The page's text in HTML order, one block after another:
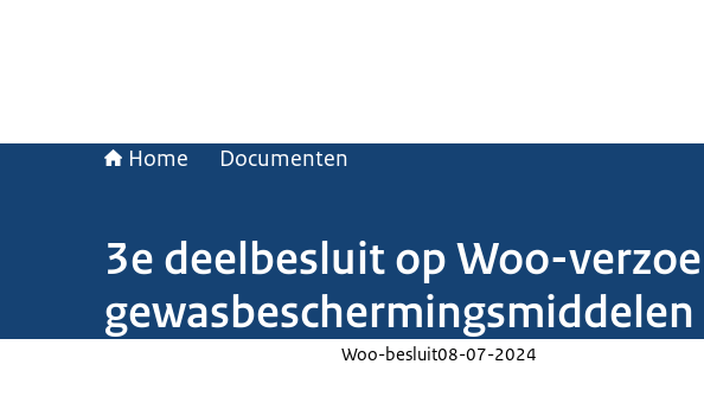
Home Documenten
3e deelbesluit op Woo-
gewasbeschermingsmiddelen
Woo-besluit08-07-2024